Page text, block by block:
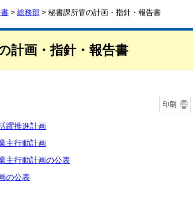
> 総務部 > 秘書課所管の計画・指針・報告書
計画・指針・報告書
印刷
躍推進計画
主行動計画
主行動計画の公表
の公表